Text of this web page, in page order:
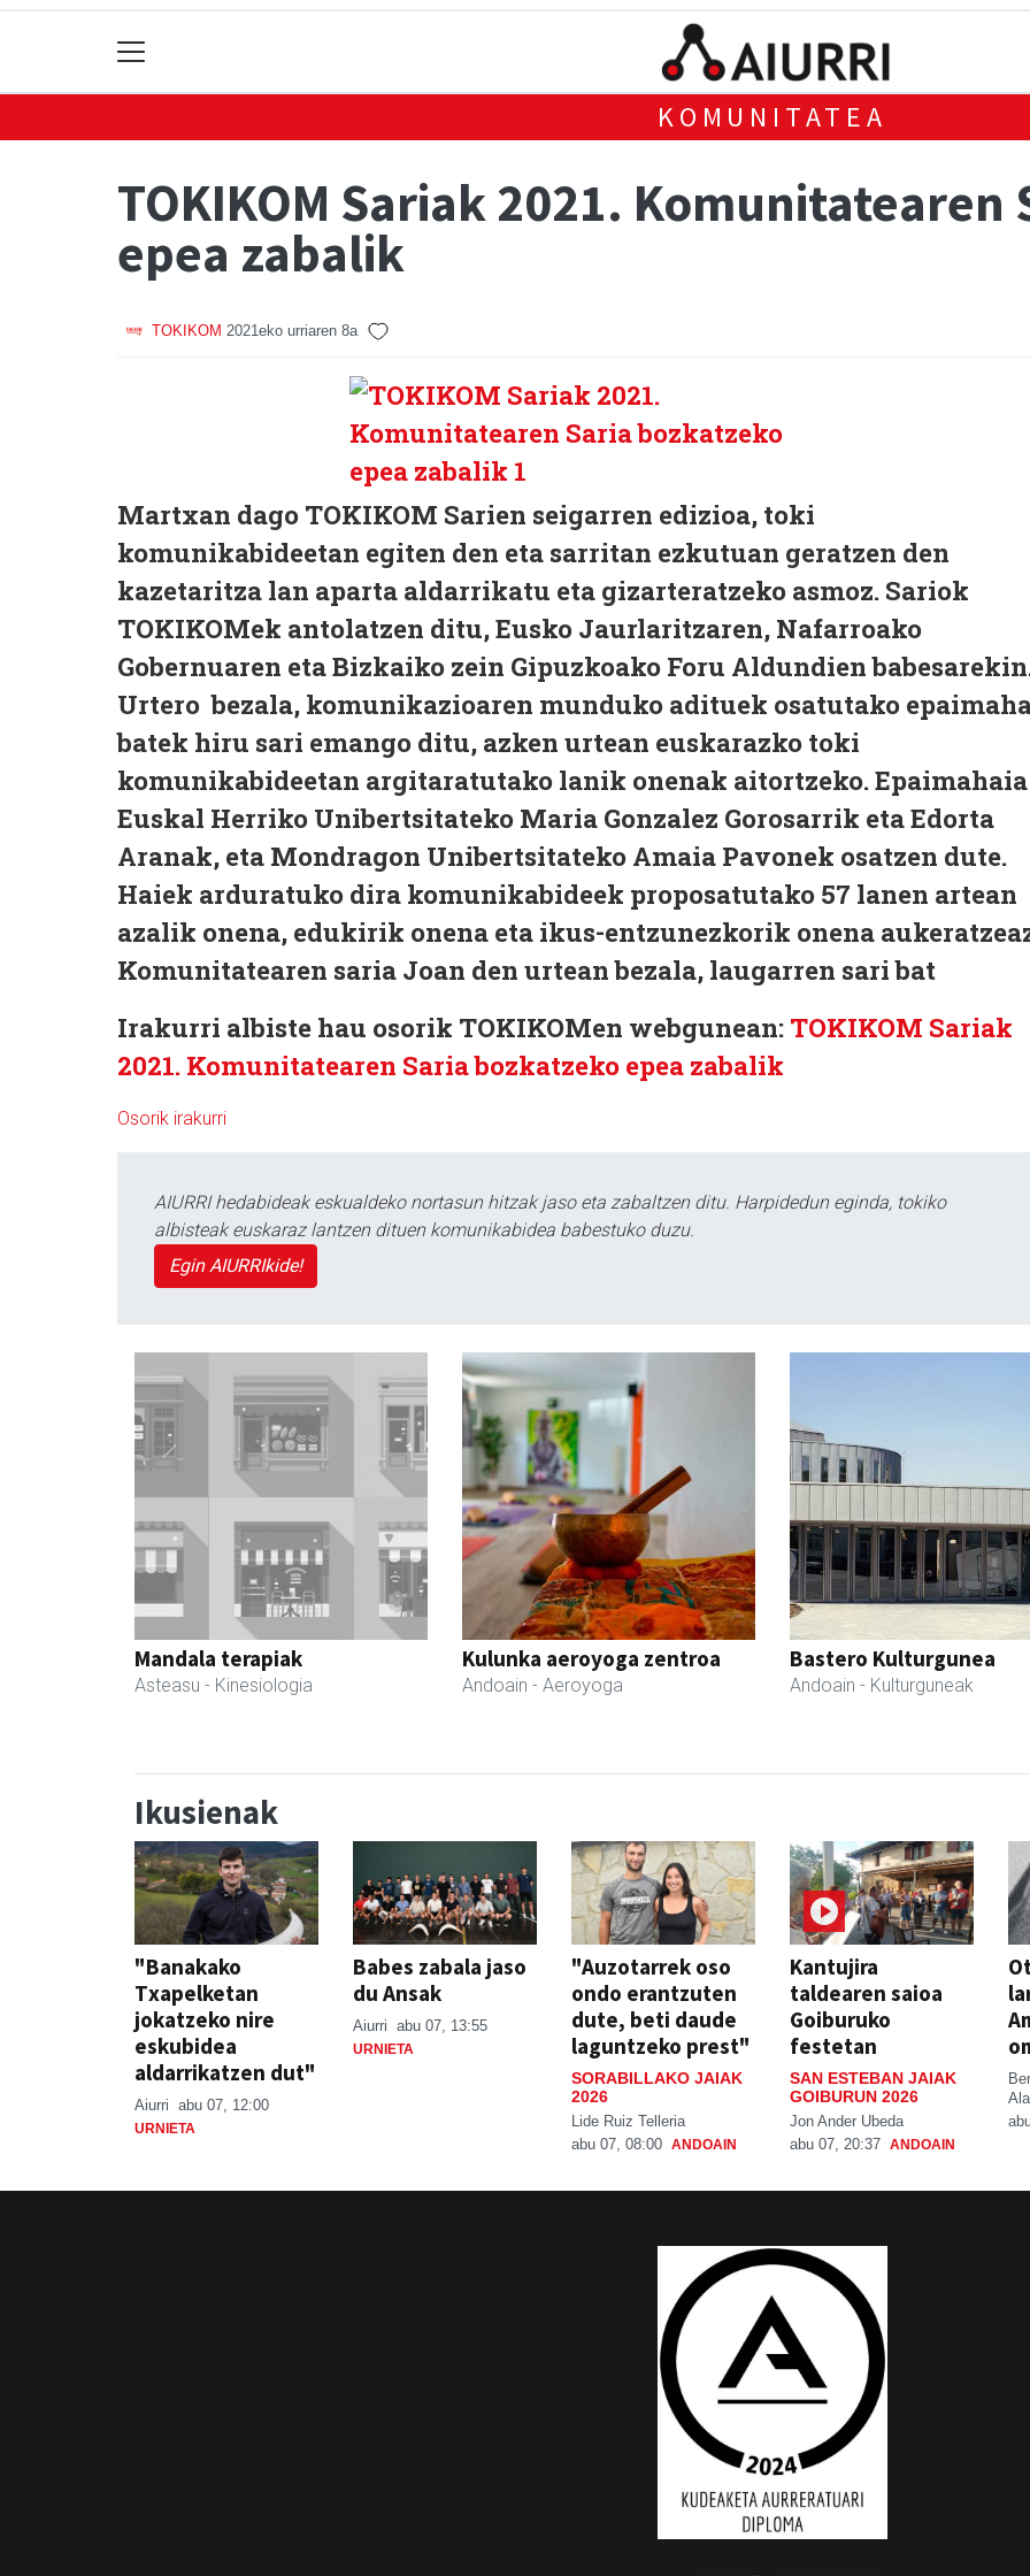
KOMUNITATEA
TOKIKOM Sariak 2021.
epea zabalik
TOKIKOM 2021eko urriaren 8a
Martxan dago TOKIKOM Sarien seigarren edizioa, toki
komunikabideetan egiten den eta sarritan ezkutuan geratzen den
kazetaritza lan aparta aldarrikatu eta gizarteratzeko asmoz. Sariok
TOKIKOMek antolatzen ditu, Eusko Jaurlaritzaren, Nafarroako
Gobernuaren eta Bizkaiko zein Gipuzkoako Foru Aldundien
Urtero bezala, komunikazioaren munduko adituek osatutako
batek hiru sari emango ditu, azken urtean euskarazko toki
komunikabideetan argitaratutako lanik onenak aitortzeko. Epaimahaia
Euskal Herriko Unibertsitateko Maria Gonzalez Gorosarrik eta Edorta
Aranak, eta Mondragon Unibertsitateko Amaia Pavonek osatzen dute.
Haiek arduratuko dira komunikabideek proposatutako 57 lanen artean
azalik onena, edukirik onena eta ikus-entzunezkorik onena
Komunitatearen saria Joan den urtean bezala, laugarren sari bat
Irakurri albiste hau osorik TOKIKOMen webgunean: TOKIKOM Sariak
2021. Komunitatearen Saria bozkatzeko epea zabalik
Osorik irakurri
AIURRI hedabideak eskualdeko nortasun hitzak jaso eta zabaltzen ditu. Harpidedun eginda, tokiko
albisteak euskaraz lantzen dituen komunikabidea babestuko duzu.
Egin AIURRIkide!
Mandala terapiak
Asteasu - Kinesiologia
Kulunka aeroyoga zentroa
Andoain - Aeroyoga
Bastero Kulturgunea
Andoain - Kulturguneak
Ikusienak
"Banakako
Txapelketan
jokatzeko nire
eskubidea
aldarrikatzen dut"
Aiurri abu 07, 12:00
URNIETA
Babes zabala jaso
du Ansak
Aiurri abu 07, 13:55
URNIETA
"Auzotarrek oso
ondo erantzuten
dute, beti daude
laguntzeko prest"
SORABILLAKO JAIAK
2026
Lide Ruiz Telleria
abu 07, 08:00 ANDOAIN
Kantujira
taldearen saioa
Goiburuko
festetan
SAN ESTEBAN JAIAK
GOIBURUN 2026
Jon Ander Ubeda
abu 07, 20:37 ANDOAIN